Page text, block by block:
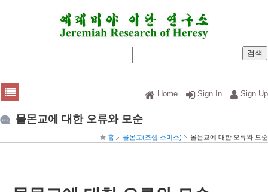
Home Sign In Sign Up
몰몬교에 대한 오류와 모순
홈 몰몬교(조셉 스미스) 몰몬교에 대한 오류와 모순